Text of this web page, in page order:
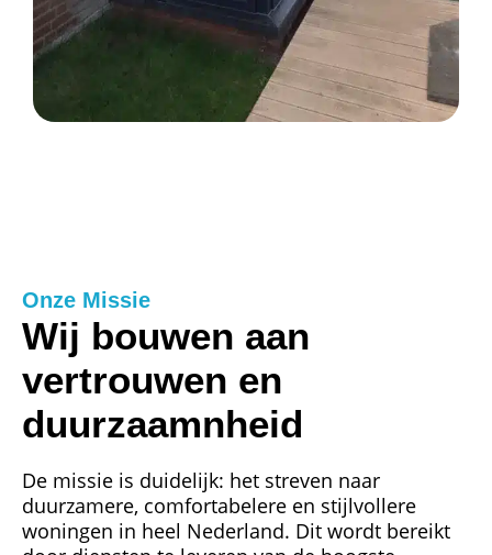
Onze Missie
Wij bouwen aan
vertrouwen en
duurzaamnheid
De missie is duidelijk: het streven naar
duurzamere, comfortabelere en stijlvollere
woningen in heel Nederland. Dit wordt bereikt